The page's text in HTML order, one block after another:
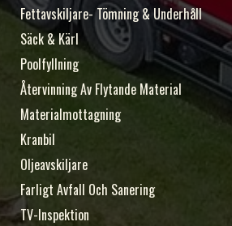
Fettavskiljare- Tömning & Underhåll
Säck & Kärl
Poolfyllning
Återvinning Av Flytande Material
Materialmottagning
Kranbil
Oljeavskiljare
Farligt Avfall Och Sanering
TV-Inspektion